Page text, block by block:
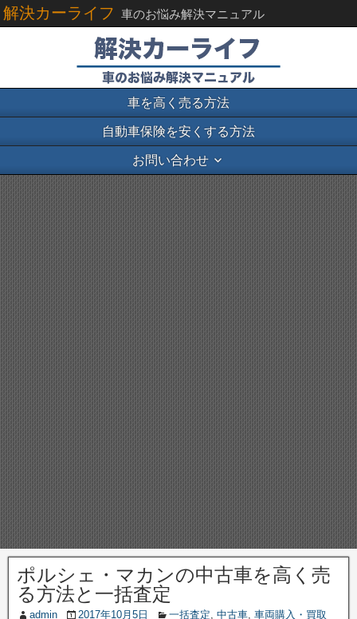
解決カーライフ 車のお悩み解決マニュアル
車を高く売る方法
自動車保険を安くする方法
お問い合わせ
ポルシェ・マカンの中古車を高く売
る方法と一括査定
admin 2017年10月5日 一括査定, 中古車, 車両購入・買取